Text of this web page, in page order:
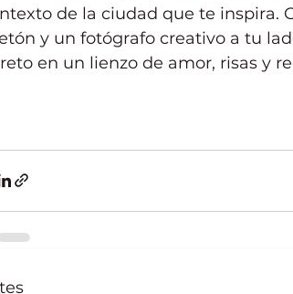
de la ciudad que te inspira.
y un fotógrafo creativo a tu
en un lienzo de amor, risas y